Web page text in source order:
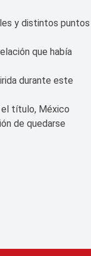
y distintos puntos
que había
durante este
el título, México
de quedarse